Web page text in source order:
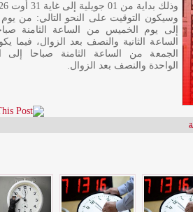
وذلك بداية من 01 جويلية إلى غاية 31 أوت 2026.
وسيكون التوقيت على النحو التالي: من يوم
إلى يوم الخميس من الساعة الثامنة
الساعة الثانية والنصف بعد الزوال، فيما
الجمعة من الساعة الثامنة صباحا إلى
الواحدة والنصف بعد الزوال.